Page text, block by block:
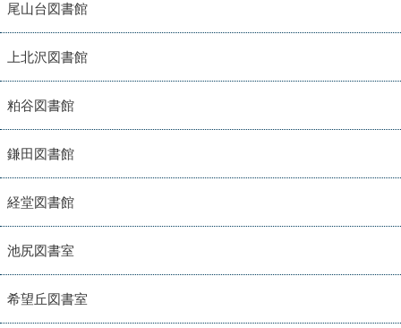
尾山台図書館
上北沢図書館
粕谷図書館
鎌田図書館
経堂図書館
池尻図書室
希望丘図書室